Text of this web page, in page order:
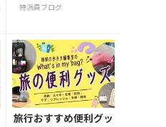
特派員ブログ
旅行おすすめ便利グッ